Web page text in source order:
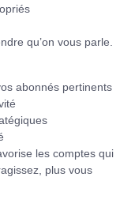
qu’on vous parle.
abonnés pertinents
les comptes qui
plus vous